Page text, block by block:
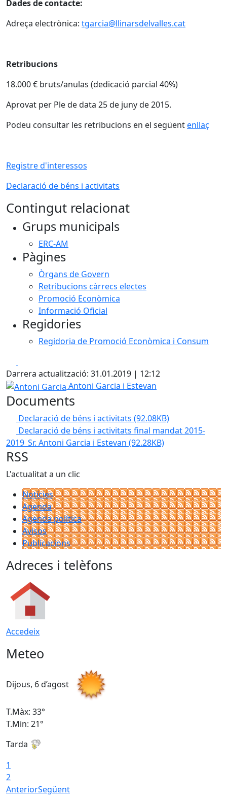
Dades de contacte:
Adreça electrònica: tgarcia@llinarsdelvalles.cat
Retribucions
18.000 € bruts/anulas (dedicació parcial 40%)
Aprovat per Ple de data 25 de juny de 2015.
Podeu consultar les retribucions en el següentenllaç
Registre d'interessos
Declaració de béns i activitats
Contingut relacionat
Grups municipals
ERC-AM
Pàgines
Òrgans de Govern
Retribucions càrrecs electes
Promoció Econòmica
Informació Oficial
Regidories
Regidoria de Promoció Econòmica i Consum
Darrera actualització: 31.01.2019 | 12:12
Antoni Garcia
Antoni Garcia i Estevan
Documents
Declaració de béns i activitats (92.08KB)
Declaració de béns i activitats final mandat 2015-
2019_Sr. Antoni Garcia i Estevan (92.28KB)
RSS
L'actualitat a un clic
Notícies
Agenda
Agenda política
Avisos
Publicacions
Adreces i telèfons
Accedeix
Meteo
Dijous, 6 d’agost
T.Màx: 33°
T.Min: 21°
Tarda
1
2
AnteriorSegüent